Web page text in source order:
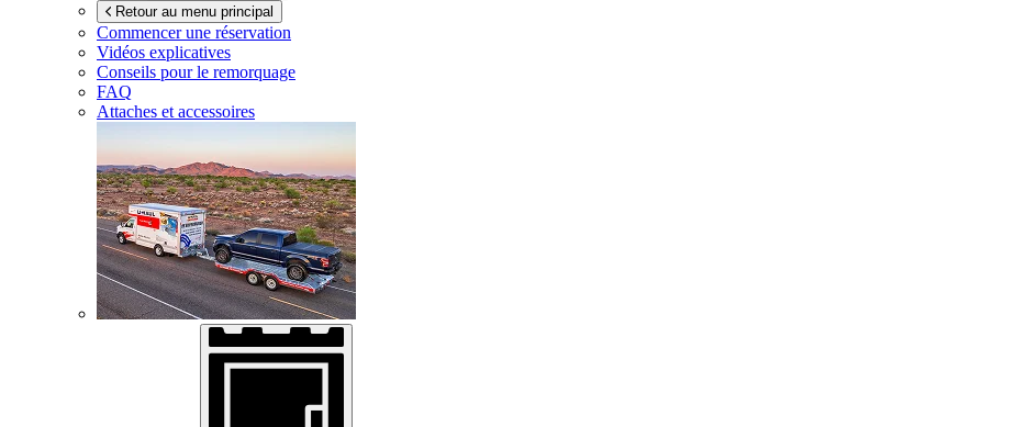
Retour au menu principal
Commencer une réservation
Vidéos explicatives
Conseils pour le remorquage
FAQ
Attaches et accessoires